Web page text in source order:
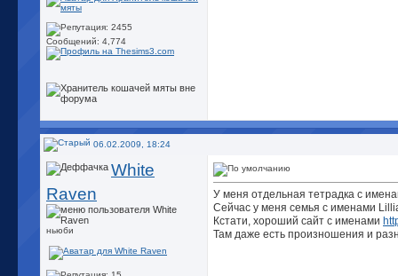
Сообщений: 4,774
06.02.2009, 18:24
White
Raven
ньюби
У меня отдельная тетрадка с
Сейчас у меня семья с именами
Кстати, хороший сайт с именами
Там даже есть произношения и